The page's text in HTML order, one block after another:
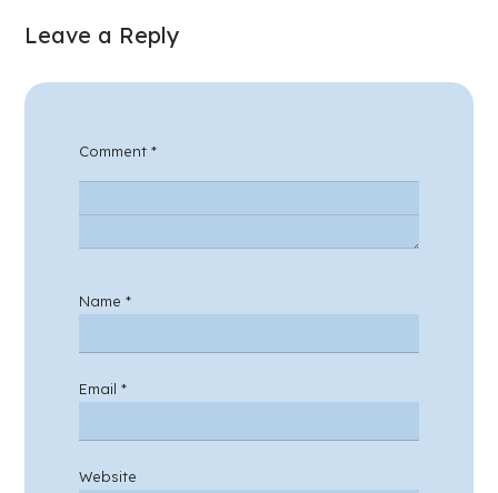
Leave a Reply
Comment *
Name *
Email *
Website